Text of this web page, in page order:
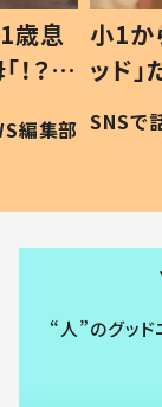
歳息
？」
編集部
小1か
ッド
作り
#令和
SNSで
“人”のグッド